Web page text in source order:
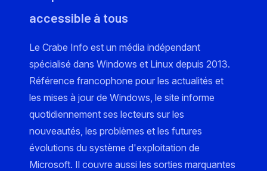
accessible à tous
Le Crabe Info est un média indépendant
spécialisé dans Windows et Linux depuis 2013.
Référence francophone pour les actualités et
les mises à jour de Windows, le site informe
quotidiennement ses lecteurs sur les
nouveautés, les problèmes et les futures
évolutions du système d'exploitation de
Microsoft. Il couvre aussi les sorties marquantes